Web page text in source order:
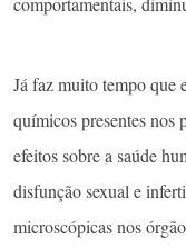
Já faz muito tempo que
químicos presentes nos
efeitos sobre a saúde
disfunção sexual e
microscópicas nos